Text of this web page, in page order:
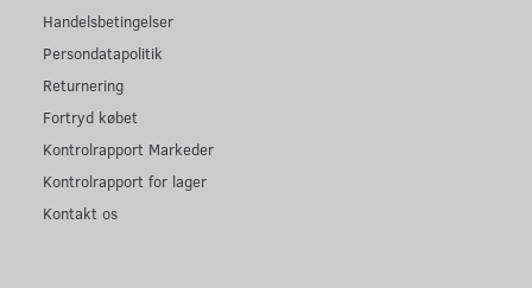
Handelsbetingelser
Persondatapolitik
Returnering
Fortryd købet
Kontrolrapport Markeder
Kontrolrapport for lager
Kontakt os